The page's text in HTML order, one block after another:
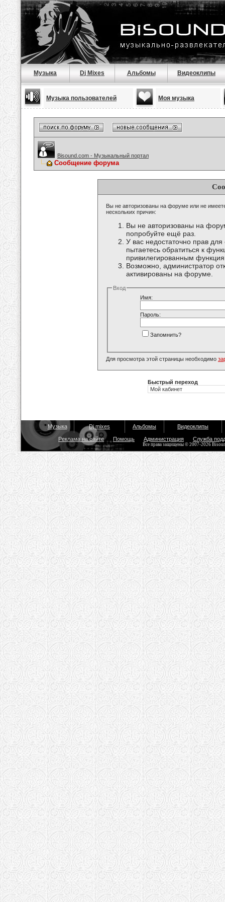
Музыка Dj Mixes Альбомы Видеоклипы
Музыка пользователей Моя музыка
Bisound.com - Музыкальный портал
Сообщение форума
Вы не авторизованы на форуме или не
нескольких причин:
Вы не авторизованы на
попробуйте ещё раз.
У вас недостаточно прав
пытаетесь обратиться к
привилегированным
Возможно, администратор
активированы на форуме.
Вход
Имя:
Пароль:
Запомнить?
Для просмотра этой страницы необходимо
Быстрый переход
Музыка Dj mixes Альбомы Видеоклипы
Реклама на сайте Помощь Администрация Служба
Все права защищены © 2007-2026